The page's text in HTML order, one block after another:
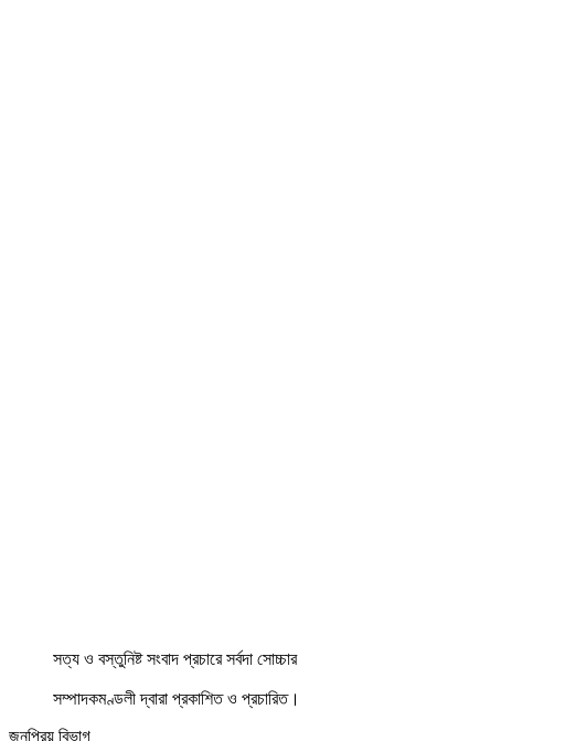
সত্য ও বস্তুনিষ্ট সংবাদ প্রচারে সর্বদা সোচ্চার
সম্পাদকমণ্ডলী দ্বারা প্রকাশিত ও প্রচারিত।
জনপ্রিয় বিভাগ